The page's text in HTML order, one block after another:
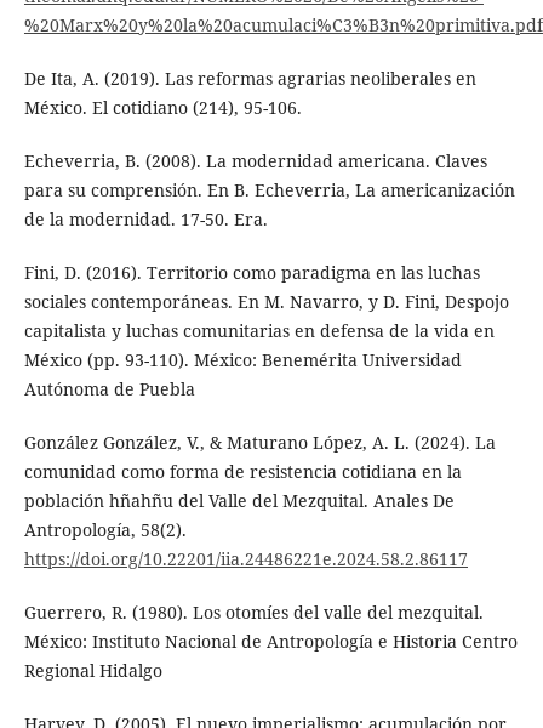
%20Marx%20y%20la%20acumulaci%C3%B3n%20primitiva.pdf
De Ita, A. (2019). Las reformas agrarias neoliberales en
México. El cotidiano (214), 95-106.
Echeverria, B. (2008). La modernidad americana. Claves
para su comprensión. En B. Echeverria, La americanización
de la modernidad. 17-50. Era.
Fini, D. (2016). Territorio como paradigma en las luchas
sociales contemporáneas. En M. Navarro, y D. Fini, Despojo
capitalista y luchas comunitarias en defensa de la vida en
México (pp. 93-110). México: Benemérita Universidad
Autónoma de Puebla
González González, V., & Maturano López, A. L. (2024). La
comunidad como forma de resistencia cotidiana en la
población hñahñu del Valle del Mezquital. Anales De
Antropología, 58(2).
https://doi.org/10.22201/iia.24486221e.2024.58.2.86117
Guerrero, R. (1980). Los otomíes del valle del mezquital.
México: Instituto Nacional de Antropología e Historia Centro
Regional Hidalgo